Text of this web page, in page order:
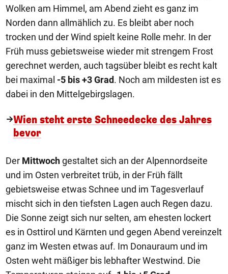
Wolken am Himmel, am Abend zieht es ganz im
Norden dann allmählich zu. Es bleibt aber noch
trocken und der Wind spielt keine Rolle mehr. In der
Früh muss gebietsweise wieder mit strengem Frost
gerechnet werden, auch tagsüber bleibt es recht kalt
bei maximal -5 bis +3 Grad. Noch am mildesten ist es
dabei in den Mittelgebirgslagen.
Wien steht erste Schneedecke des Jahres
bevor
Der Mittwochgestaltet sich an der Alpennordseite
und im Osten verbreitet trüb, in der Früh fällt
gebietsweise etwas Schnee und im Tagesverlauf
mischt sich in den tiefsten Lagen auch Regen dazu.
Die Sonne zeigt sich nur selten, am ehesten lockert
es in Osttirol und Kärnten und gegen Abend vereinzelt
ganz im Westen etwas auf. Im Donauraum und im
Osten weht mäßiger bis lebhafter Westwind. Die